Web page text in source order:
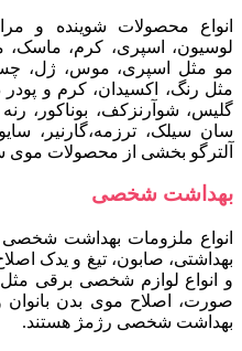
انواع محصولات شوینده و
لوسیون، اسپری، کرم، ماسک،
مو مثل اسپری، موس، ژل،
مثل رنگ، اکسیدان، کرم و
گلیس، شوآرنزکف، بوناکور،
سان سیلک، ترزمه،گارنیر،
آلترگو بخشی از محصولات موی
بهداشت شخصی
انواع ملزومات بهداشت
بهداشتی، صابون، تیغ و یدک
و انواع لوازم شخصی برقی مثل
صورت، اصلاح موی بدن بانوان
بهداشت شخصی رژمژ هستند.